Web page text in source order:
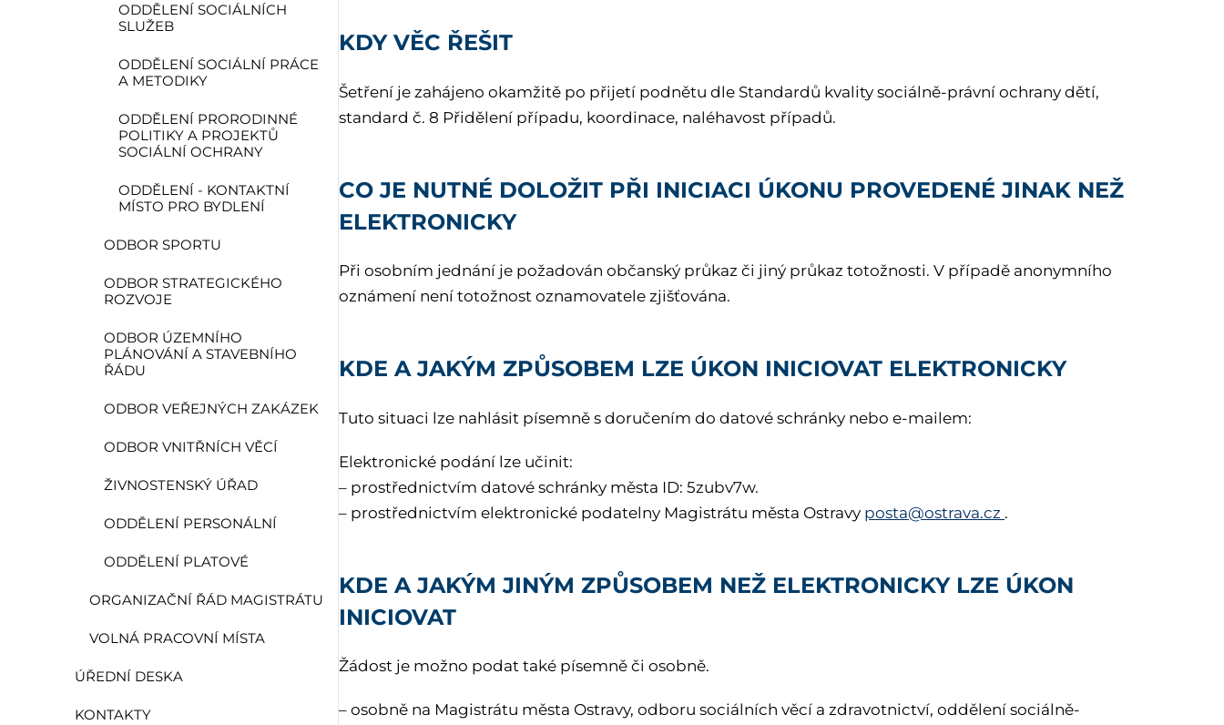
ODDĚLENÍ SOCIÁLNÍCH
SLUŽEB
ODDĚLENÍ SOCIÁLNÍ PRÁCE
A METODIKY
ODDĚLENÍ PRORODINNÉ
POLITIKY A PROJEKTŮ
SOCIÁLNÍ OCHRANY
ODDĚLENÍ - KONTAKTNÍ
MÍSTO PRO BYDLENÍ
ODBOR SPORTU
ODBOR STRATEGICKÉHO
ROZVOJE
ODBOR ÚZEMNÍHO
PLÁNOVÁNÍ A STAVEBNÍHO
ŘÁDU
ODBOR VEŘEJNÝCH ZAKÁZEK
ODBOR VNITŘNÍCH VĚCÍ
ŽIVNOSTENSKÝ ÚŘAD
ODDĚLENÍ PERSONÁLNÍ
ODDĚLENÍ PLATOVÉ
ORGANIZAČNÍ ŘÁD MAGISTRÁTU
VOLNÁ PRACOVNÍ MÍSTA
ÚŘEDNÍ DESKA
KONTAKTY
KDY VĚC ŘEŠIT
Šetření je zahájeno okamžitě po přijetí podnětu dle Standardů kvality sociálně-právní ochrany dětí,
standard č. 8 Přidělení případu, koordinace, naléhavost případů.
CO JE NUTNÉ DOLOŽIT PŘI INICIACI ÚKONU PROVEDENÉ JINAK NEŽ
ELEKTRONICKY
Při osobním jednání je požadován občanský průkaz či jiný průkaz totožnosti. V případě anonymního
oznámení není totožnost oznamovatele zjišťována.
KDE A JAKÝM ZPŮSOBEM LZE ÚKON INICIOVAT ELEKTRONICKY
Tuto situaci lze nahlásit písemně s doručením do datové schránky nebo e-mailem:
Elektronické podání lze učinit:
– prostřednictvím datové schránky města ID: 5zubv7w.
– prostřednictvím elektronické podatelny Magistrátu města Ostravy posta@ostrava.cz .
KDE A JAKÝM JINÝM ZPŮSOBEM NEŽ ELEKTRONICKY LZE ÚKON
INICIOVAT
Žádost je možno podat také písemně či osobně.
– osobně na Magistrátu města Ostravy, odboru sociálních věcí a zdravotnictví, oddělení sociálně-